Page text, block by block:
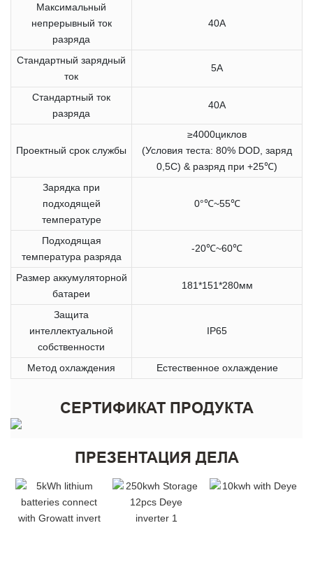
Максимальный
непрерывный ток
разряда
40A
Стандартный зарядный
ток
5A
Стандартный ток
разряда
40A
Проектный срок службы
≥4000циклов
(Условия теста: 80% DOD, заряд
0,5C) & разряд при +25℃)
Зарядка при
подходящей
температуре
0°℃~55℃
Подходящая
температура разряда
-20℃~60℃
Размер аккумуляторной
батареи
181*151*280мм
Защита
интеллектуальной
собственности
IP65
Метод охлаждения Естественное охлаждение
СЕРТИФИКАТ ПРОДУКТА
ПРЕЗЕНТАЦИЯ ДЕЛА